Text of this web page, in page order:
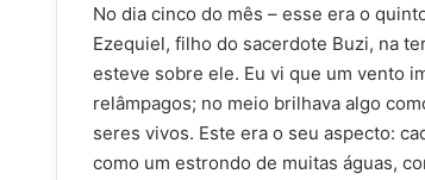
No dia cinco do mês – esse era o
Ezequiel, filho do sacerdote Buzi, na
esteve sobre ele. Eu vi que um vento
relâmpagos; no meio brilhava algo
seres vivos. Este era o seu aspecto:
como um estrondo de muitas águas,